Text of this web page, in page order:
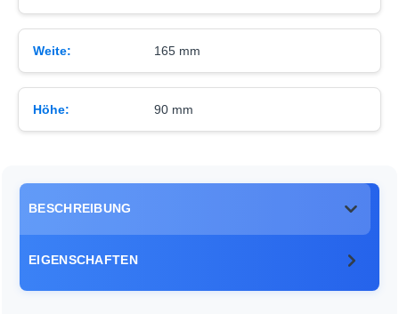
Weite: 165 mm
Höhe: 90 mm
BESCHREIBUNG
EIGENSCHAFTEN